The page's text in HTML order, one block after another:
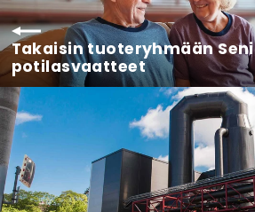
Takaisin tuoteryhmään
potilasvaatteet